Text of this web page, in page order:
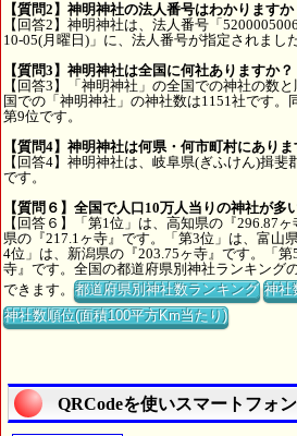
【質問2】神明神社の法人番号はわかりますか
【回答2】神明神社は、法人番号「
10-05(月曜日)」に、法人番号が指定されました
【質問3】神明神社は全国に何社ありますか？
【回答3】「神明神社」の全国での神社の数
国での「神明神社」の神社数は1151社です。
第9位です。
【質問4】神明神社は何県・何市町村にありま
【回答4】神明神社は、岐阜県(ぎふけん)揖
です。
【質問６】全国で人口10万人当りの神社が多
【回答６】「第1位」は、高知県の『296.87
県の『217.1ヶ寺』です。「第3位」は、富山
4位」は、新潟県の『203.75ヶ寺』です。「
寺』です。全国の都道府県別神社ランキング
できます。都道府県別神社数ランキング 神社
神社数順位(面積100平方Km当たり)
QRCodeを使いスマートフォ